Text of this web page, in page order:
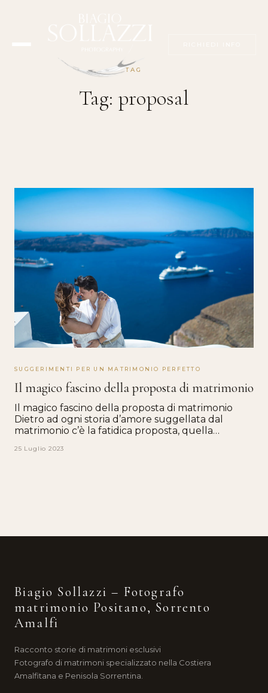
TAG
Tag: proposal
SUGGERIMENTI PER UN MATRIMONIO PERFETTO
Il magico fascino della proposta di matrimonio
Il magico fascino della proposta di matrimonio
Dietro ad ogni storia d’amore suggellata dal
matrimonio c’è la fatidica proposta, quella…
25 Luglio 2023
Biagio Sollazzi – Fotografo
matrimonio Positano, Sorrento
Amalfi
Racconto storie di matrimoni esclusivi
Fotografo di matrimoni specializzato nella Costiera
Amalfitana e Penisola Sorrentina.